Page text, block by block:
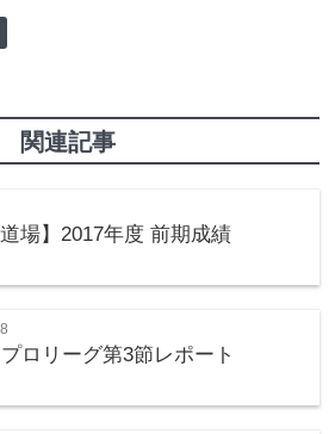
関連記事
道場】2017年度 前期成績
ロリーグ第3節レポート